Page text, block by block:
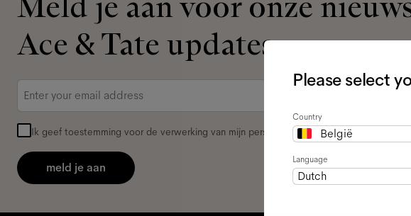
Ace & Tate updates.
*
Ik geef toestemming voor de verwerking van mijn persoonlijke gegevens en heb het
meld je aan
Please select
Country
België
Language
Dutch